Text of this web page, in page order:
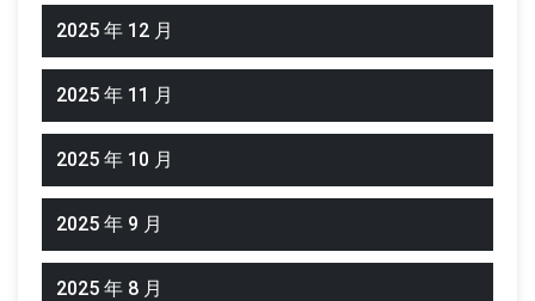
2025 年 12 月
2025 年 11 月
2025 年 10 月
2025 年 9 月
2025 年 8 月